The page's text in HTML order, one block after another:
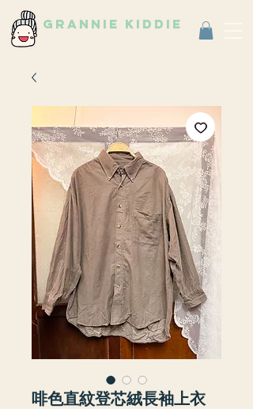
grannie kiddie
啡色直紋登芯絨長袖上衣